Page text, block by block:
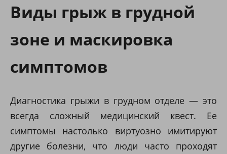
Виды грыж в грудной
зоне и маскировка
симптомов
Диагностика грыжи в грудном отделе — это
всегда сложный медицинский квест. Ее
симптомы настолько виртуозно имитируют
другие болезни, что люди часто проходят